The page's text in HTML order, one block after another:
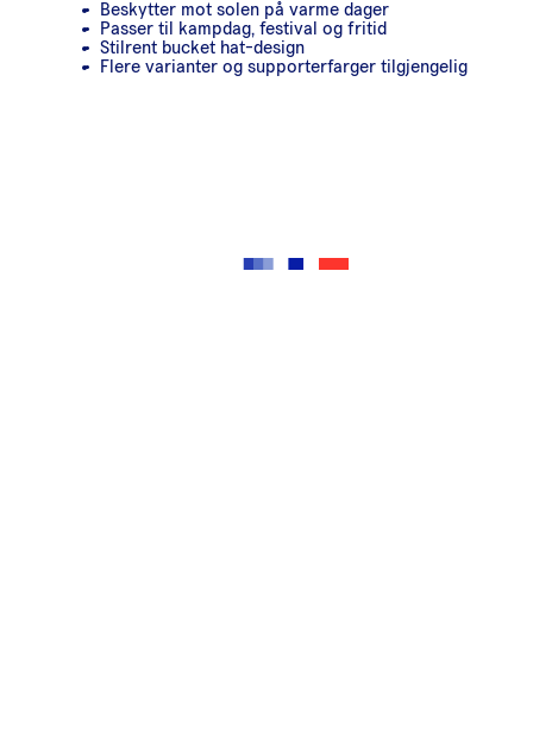
Beskytter mot solen på varme dager
Passer til kampdag, festival og fritid
Stilrent bucket hat-design
Flere varianter og supporterfarger tilgjengelig